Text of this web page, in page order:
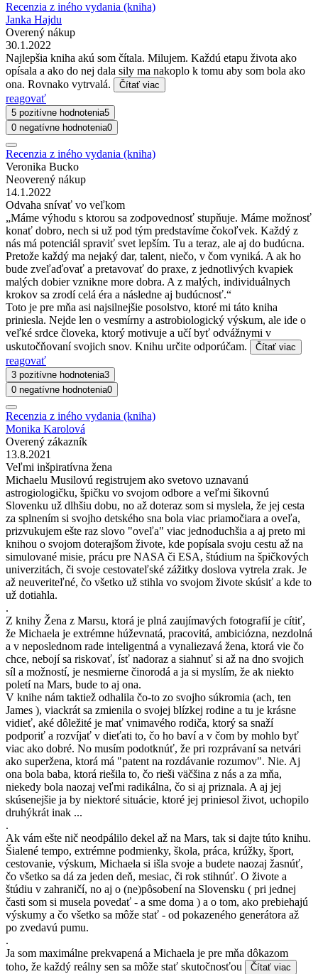
Recenzia z iného vydania (kniha)
Janka Hajdu
Overený nákup
30.1.2022
Najlepšia kniha akú som čítala. Milujem. Každú etapu života ako
opísala a ako do nej dala sily ma nakoplo k tomu aby som bola ako
ona. Rovnako vytrvalá.
Čítať viac
reagovať
5 pozitívne hodnotenia5
0 negatívne hodnotenia0
Recenzia z iného vydania (kniha)
Veronika Bucko
Neoverený nákup
14.1.2022
Odvaha snívať vo veľkom
„Máme výhodu s ktorou sa zodpovednosť stupňuje. Máme možnosť
konať dobro, nech si už pod tým predstavíme čokoľvek. Každý z
nás má potenciál spraviť svet lepším. Tu a teraz, ale aj do budúcna.
Pretože každý ma nejaký dar, talent, niečo, v čom vyniká. A ak ho
bude zveľaďovať a pretavovať do praxe, z jednotlivých kvapiek
malých dobier vznikne more dobra. A z malých, individuálnych
krokov sa zrodí celá éra a následne aj budúcnosť.“
Toto je pre mňa asi najsilnejšie posolstvo, ktoré mi táto kniha
priniesla. Nejde len o vesmírny a astrobiologický výskum, ale ide o
veľké srdce človeka, ktorý motivuje a učí byť odvážnymi v
uskutočňovaní svojich snov. Knihu určite odporúčam.
Čítať viac
reagovať
3 pozitívne hodnotenia3
0 negatívne hodnotenia0
Recenzia z iného vydania (kniha)
Monika Karolová
Overený zákazník
13.8.2021
Veľmi inšpiratívna žena
Michaelu Musilovú registrujem ako svetovo uznavanú
astrogiologičku, špičku vo svojom odbore a veľmi šikovnú
Slovenku už dlhšiu dobu, no až doteraz som si myslela, že jej cesta
za splnením si svojho detského sna bola viac priamočiara a oveľa,
prizvukujem ešte raz slovo "oveľa" viac jednoduchšia a aj preto mi
knihou o svojom doterajšom živote, kde popísala svoju cestu až na
simulované misie, prácu pre NASA či ESA, štúdium na špičkových
univerzitách, či svoje cestovateľské zážitky doslova vytrela zrak. Je
až neuveriteľné, čo všetko už stihla vo svojom živote skúsiť a kde to
už dotiahla.
.
Z knihy Žena z Marsu, ktorá je plná zaujímavých fotografií je cítiť,
že Michaela je extrémne húževnatá, pracovitá, ambiciózna, nezdolná
a v neposlednom rade inteligentná a vynaliezavá žena, ktorá vie čo
chce, nebojí sa riskovať, ísť nadoraz a siahnuť si až na dno svojich
síl a možností, je nesmierne činorodá a ja si myslím, že ak niekto
poletí na Mars, bude to aj ona.
V knihe nám taktiež odhalila čo-to zo svojho súkromia (ach, ten
James ), viackrát sa zmienila o svojej blízkej rodine a tu je krásne
vidieť, aké dôležité je mať vnimavého rodiča, ktorý sa snaží
podporiť a rozvíjať v dieťati to, čo ho baví a v čom by mohlo byť
viac ako dobré. No musím podotknúť, že pri rozprávaní sa netvári
ako superžena, ktorá má "patent na rozdávanie rozumov". Nie. Aj
ona bola baba, ktorá riešila to, čo rieši väčšina z nás a za mňa,
niekedy bola naozaj veľmi radikálna, čo si aj priznala. A aj jej
skúsenejšie ja by niektoré situácie, ktoré jej priniesol život, uchopilo
druhýkrát inak ...
.
Ak vám ešte nič neodpálilo dekel až na Mars, tak si dajte túto knihu.
Šialené tempo, extrémne podmienky, škola, práca, krúžky, šport,
cestovanie, výskum, Michaela si išla svoje a budete naozaj žasnúť,
čo všetko sa dá za jeden deň, mesiac, či rok stihnúť. O živote a
štúdiu v zahraničí, no aj o (ne)pôsobení na Slovensku ( pri jednej
časti som si musela povedať - a sme doma ) a o tom, ako prebiehajú
výskumy a čo všetko sa môže stať - od pokazeného generátora až
po zvedavú pumu.
.
Ja som maximálne prekvapená a Michaela je pre mňa dôkazom
toho, že každý reálny sen sa môže stať skutočnosťou
Čítať viac